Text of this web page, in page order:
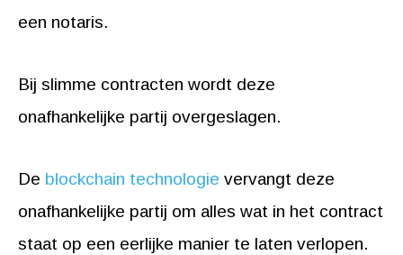
een notaris.
Bij slimme contracten wordt deze
onafhankelijke partij overgeslagen.
De blockchain technologie vervangt deze
onafhankelijke partij om alles wat in het contract
staat op een eerlijke manier te laten verlopen.